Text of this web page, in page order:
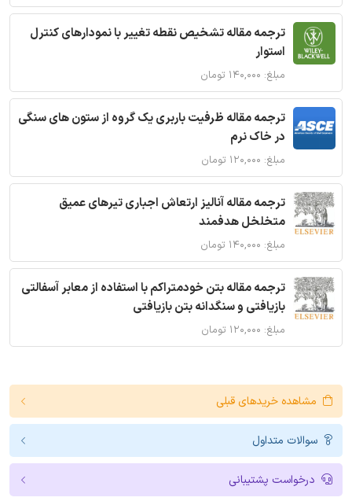
ترجمه مقاله تشخیص نقطه تغییر با نمودارهای کنترل
استوار
مبلغ: ۱۴۰,۰۰۰ تومان
ترجمه مقاله ظرفیت باربری یک گروه از ستون های سنگی
در خاک نرم
مبلغ: ۱۲۰,۰۰۰ تومان
ترجمه مقاله آنالیز ارتعاش اجباری تیرهای عمیق
متخلخل هدفمند
مبلغ: ۱۴۰,۰۰۰ تومان
ترجمه مقاله بتن خودمتراکم با استفاده از معابر آسفالتی
بازیافتی و سنگدانه بتن بازیافتی
مبلغ: ۱۲۰,۰۰۰ تومان
مشاهده خریدهای قبلی
سوالات متداول
درخواست پشتیبانی